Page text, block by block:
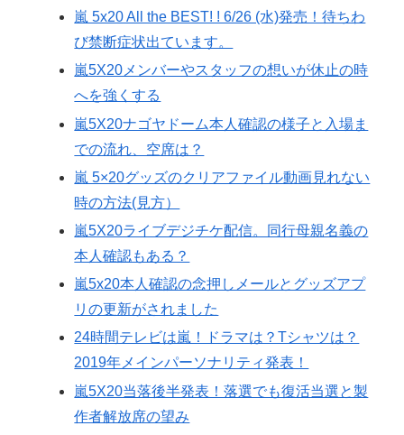
嵐 5x20 All the BEST! ! 6/26 (水)発売！待ちわ
び禁断症状出ています。
嵐5X20メンバーやスタッフの想いが休止の時
へを強くする
嵐5X20ナゴヤドーム本人確認の様子と入場ま
での流れ、空席は？
嵐 5×20グッズのクリアファイル動画見れない
時の方法(見方）
嵐5X20ライブデジチケ配信。同行母親名義の
本人確認もある？
嵐5x20本人確認の念押しメールとグッズアプ
リの更新がされました
24時間テレビは嵐！ドラマは？Tシャツは？
2019年メインパーソナリティ発表！
嵐5X20当落後半発表！落選でも復活当選と製
作者解放席の望み